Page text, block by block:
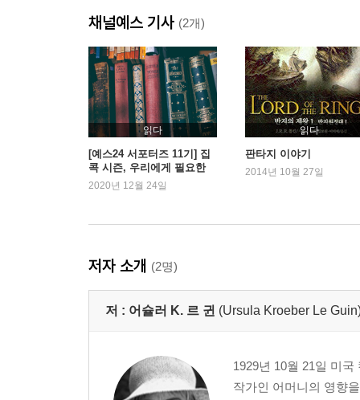
채널예스 기사 (2개)
읽다
[예스24 서포터즈 11기] 집
콕 시즌, 우리에게 필요한
‘판타지’ 시리즈
2020년 12월 24일
읽다
판타지 이야기
2014년 10월 27일
저자 소개 (2명)
저 : 어슐러 K. 르 귄 (Ursula Kroeber Le
1929년 10월 21일 미
작가인 어머니의 영향